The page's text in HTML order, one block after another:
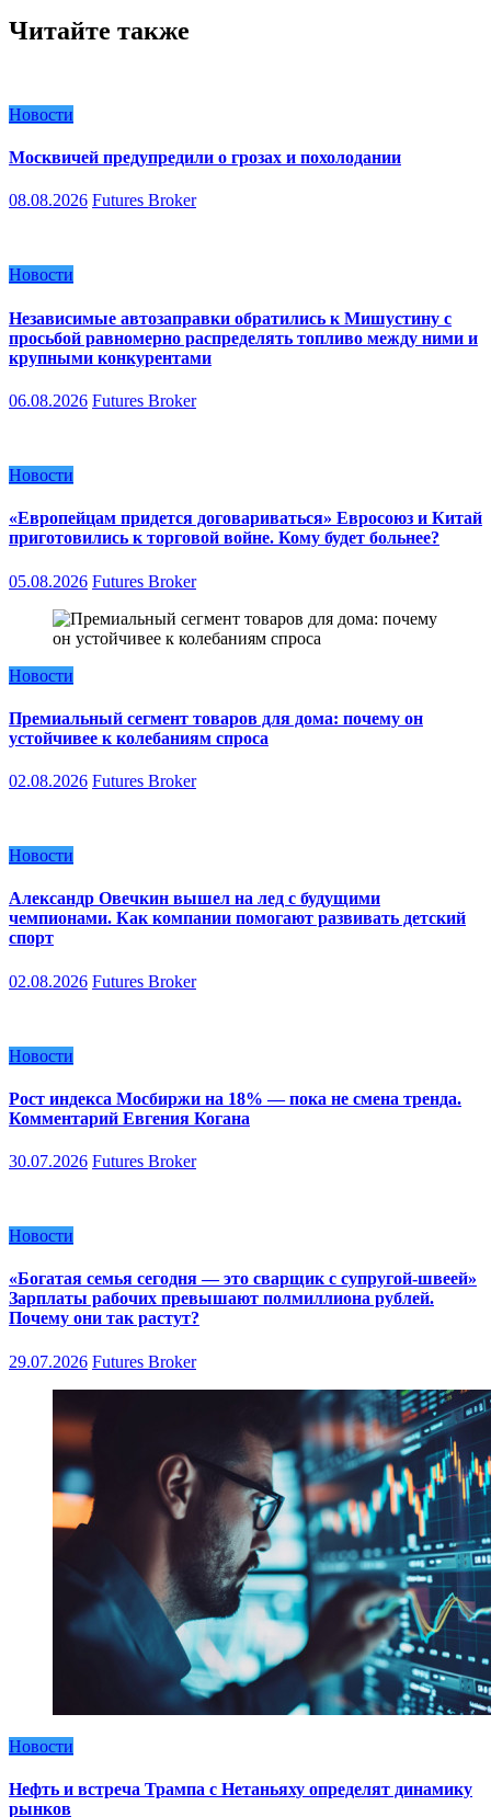
Читайте также
Новости
Москвичей предупредили о грозах и похолодании
08.08.2026 Futures Broker
Новости
Независимые автозаправки обратились к Мишустину с
просьбой равномерно распределять топливо между ними и
крупными конкурентами
06.08.2026 Futures Broker
Новости
«Европейцам придется договариваться» Евросоюз и Китай
приготовились к торговой войне. Кому будет больнее?
05.08.2026 Futures Broker
Новости
Премиальный сегмент товаров для дома: почему он
устойчивее к колебаниям спроса
02.08.2026 Futures Broker
Новости
Александр Овечкин вышел на лед с будущими
чемпионами. Как компании помогают развивать детский
спорт
02.08.2026 Futures Broker
Новости
Рост индекса Мосбиржи на 18% — пока не смена тренда.
Комментарий Евгения Когана
30.07.2026 Futures Broker
Новости
«Богатая семья сегодня — это сварщик с супругой-швеей»
Зарплаты рабочих превышают полмиллиона рублей.
Почему они так растут?
29.07.2026 Futures Broker
Новости
Нефть и встреча Трампа с Нетаньяху определят динамику
рынков